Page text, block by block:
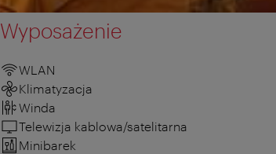
Wyposażenie
WLAN
Klimatyzacja
Winda
Telewizja kablowa/satelitarna
Minibarek